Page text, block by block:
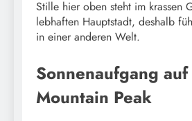
Stille hier oben steht im krassen
lebhaften Hauptstadt, deshalb
in einer anderen Welt.
Sonnenaufgang
Mountain Peak